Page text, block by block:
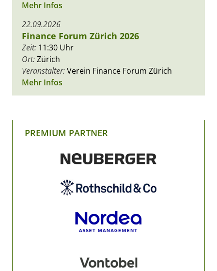
Mehr Infos
22.09.2026
Finance Forum Zürich 2026
Zeit: 11:30 Uhr
Ort:Zürich
Veranstalter:Verein Finance Forum Zürich
Mehr Infos
PREMIUM PARTNER